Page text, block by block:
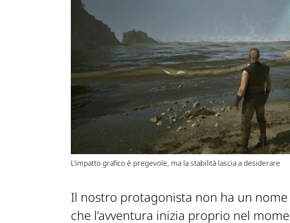
L'impatto grafico è pregevole, ma la stabilità lascia a desiderare
Il nostro protagonista non ha un
che l’avventura inizia proprio nel